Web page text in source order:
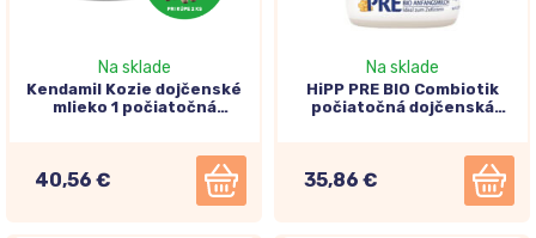
Na sklade
Kendamil Kozie dojčenské
mlieko 1 počiatočná
40,56 €
Na sklade
HiPP PRE BIO Combiotik
počiatočná dojčenská
35,86 €